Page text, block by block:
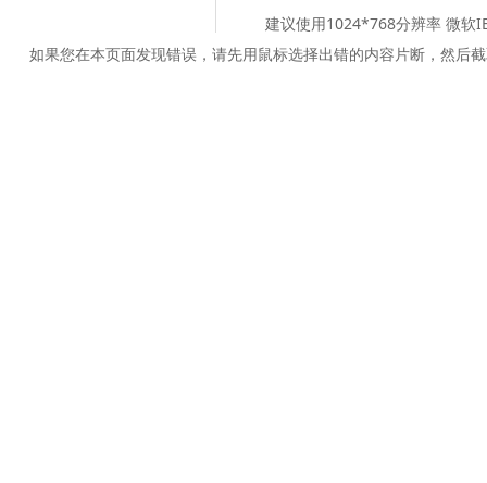
建议使用1024*768分辨率 微软
如果您在本页面发现错误，请先用鼠标选择出错的内容片断，然后